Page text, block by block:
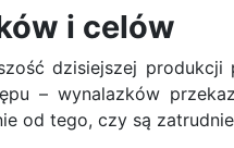
i celów
dzisiejszej
– wynalazków
od tego, czy są